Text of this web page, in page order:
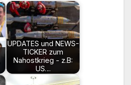
UPDATES und NEWS-
TICKER zum
Nahostkrieg - z.B:
US…